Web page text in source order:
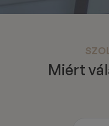
Miért